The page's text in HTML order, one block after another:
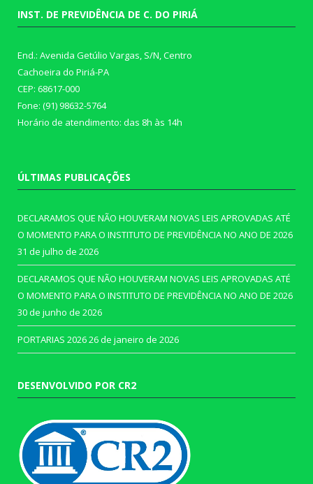
INST. DE PREVIDÊNCIA DE C. DO PIRIÁ
End.: Avenida Getúlio Vargas, S/N, Centro
Cachoeira do Piriá-PA
CEP: 68617-000
Fone: (91) 98632-5764
Horário de atendimento: das 8h às 14h
ÚLTIMAS PUBLICAÇÕES
DECLARAMOS QUE NÃO HOUVERAM NOVAS LEIS APROVADAS ATÉ
O MOMENTO PARA O INSTITUTO DE PREVIDÊNCIA NO ANO DE 2026
31 de julho de 2026
DECLARAMOS QUE NÃO HOUVERAM NOVAS LEIS APROVADAS ATÉ
O MOMENTO PARA O INSTITUTO DE PREVIDÊNCIA NO ANO DE 2026
30 de junho de 2026
PORTARIAS 202626 de janeiro de 2026
DESENVOLVIDO POR CR2